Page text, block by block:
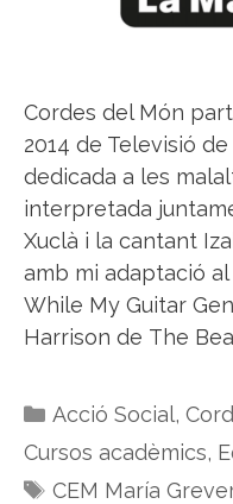
Cordes del Món
2014 de Televisió
dedicada a les
interpretada
Xuclà i la cantant
amb mi adaptació
While My Guitar
Harrison de The
Categories
Acció Social,
Cursos acadèmics,
Etiquetes
CEM María Grever